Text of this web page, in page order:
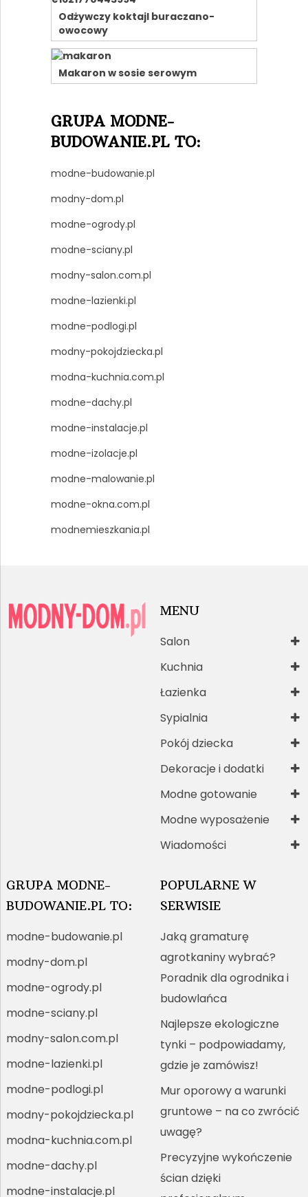
Odżywczy koktajl buraczano-
owocowy
Makaron w sosie serowym
GRUPA MODNE-
BUDOWANIE.PL TO:
modne-budowanie.pl
modny-dom.pl
modne-ogrody.pl
modne-sciany.pl
modny-salon.com.pl
modne-lazienki.pl
modne-podlogi.pl
modny-pokojdziecka.pl
modna-kuchnia.com.pl
modne-dachy.pl
modne-instalacje.pl
modne-izolacje.pl
modne-malowanie.pl
modne-okna.com.pl
modnemieszkania.pl
MENU
Salon
Kuchnia
Łazienka
Sypialnia
Pokój dziecka
Dekoracje i dodatki
Modne gotowanie
Modne wyposażenie
Wiadomości
GRUPA MODNE-
BUDOWANIE.PL TO:
modne-budowanie.pl
modny-dom.pl
modne-ogrody.pl
modne-sciany.pl
modny-salon.com.pl
modne-lazienki.pl
modne-podlogi.pl
modny-pokojdziecka.pl
modna-kuchnia.com.pl
modne-dachy.pl
modne-instalacje.pl
POPULARNE W
SERWISIE
Jaką gramaturę
agrotkaniny wybrać?
Poradnik dla ogrodnika i
budowlańca
Najlepsze ekologiczne
tynki – podpowiadamy,
gdzie je zamówisz!
Mur oporowy a warunki
gruntowe – na co zwrócić
uwagę?
Precyzyjne wykończenie
ścian dzięki